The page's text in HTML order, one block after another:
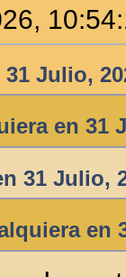
Julio,
en 31
31 Julio,
en